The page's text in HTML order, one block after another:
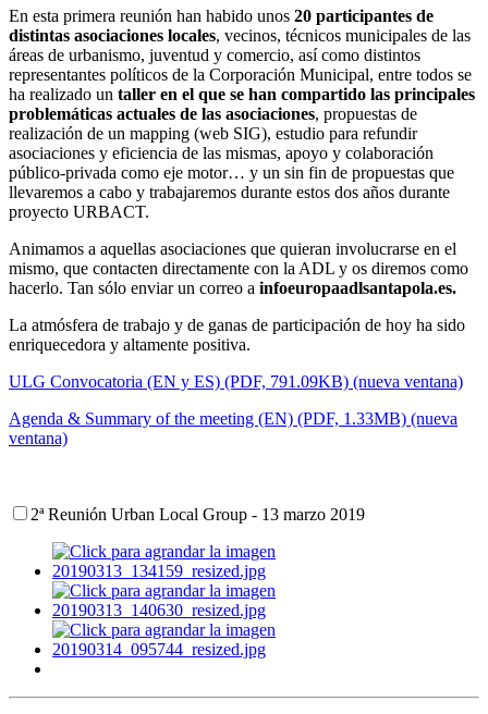
En esta primera reunión han habido unos 20 participantes de
distintas asociaciones locales, vecinos, técnicos municipales de las
áreas de urbanismo, juventud y comercio, así como distintos
representantes políticos de la Corporación Municipal, entre todos se
ha realizado un taller en el que se han compartido las principales
problemáticas actuales de las asociaciones, propuestas de
realización de un mapping (web SIG), estudio para refundir
asociaciones y eficiencia de las mismas, apoyo y colaboración
público-privada como eje motor… y un sin fin de propuestas que
llevaremos a cabo y trabajaremos durante estos dos años durante
proyecto URBACT.
Animamos a aquellas asociaciones que quieran involucrarse en el
mismo, que contacten directamente con la ADL y os diremos como
hacerlo. Tan sólo enviar un correo a infoeuropaadlsantapola.es.
La atmósfera de trabajo y de ganas de participación de hoy ha sido
enriquecedora y altamente positiva.
ULG Convocatoria (EN y ES) (PDF, 791.09KB) (nueva ventana)
Agenda & Summary of the meeting (EN) (PDF, 1.33MB) (nueva
ventana)
2ª Reunión Urban Local Group - 13 marzo 2019